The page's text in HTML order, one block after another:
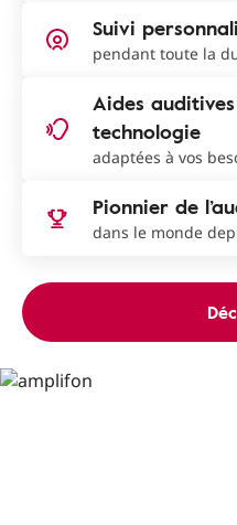
Suivi
pendant toute la
Aides
technologie
adaptées à vos
Pionnier de
dans le monde